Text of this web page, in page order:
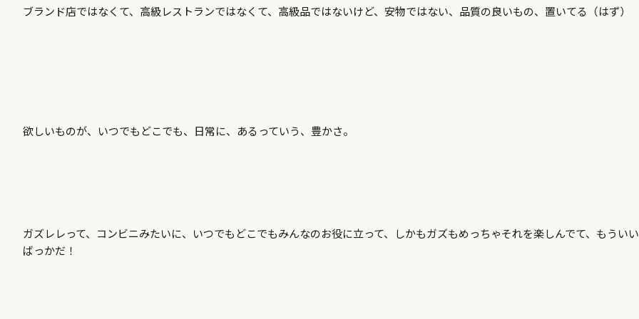
ブランド店ではなくて、高級レストランではなくて、高級品ではないけど、安物ではない、品質の良いもの、置いてる（はず）
欲しいものが、いつでもどこでも、日常に、あるっていう、豊かさ。
ガズレレって、コンビニみたいに、いつでもどこでもみんなのお役に立って、しかもガズもめっちゃそれを楽しんでて、もうい
ばっかだ！